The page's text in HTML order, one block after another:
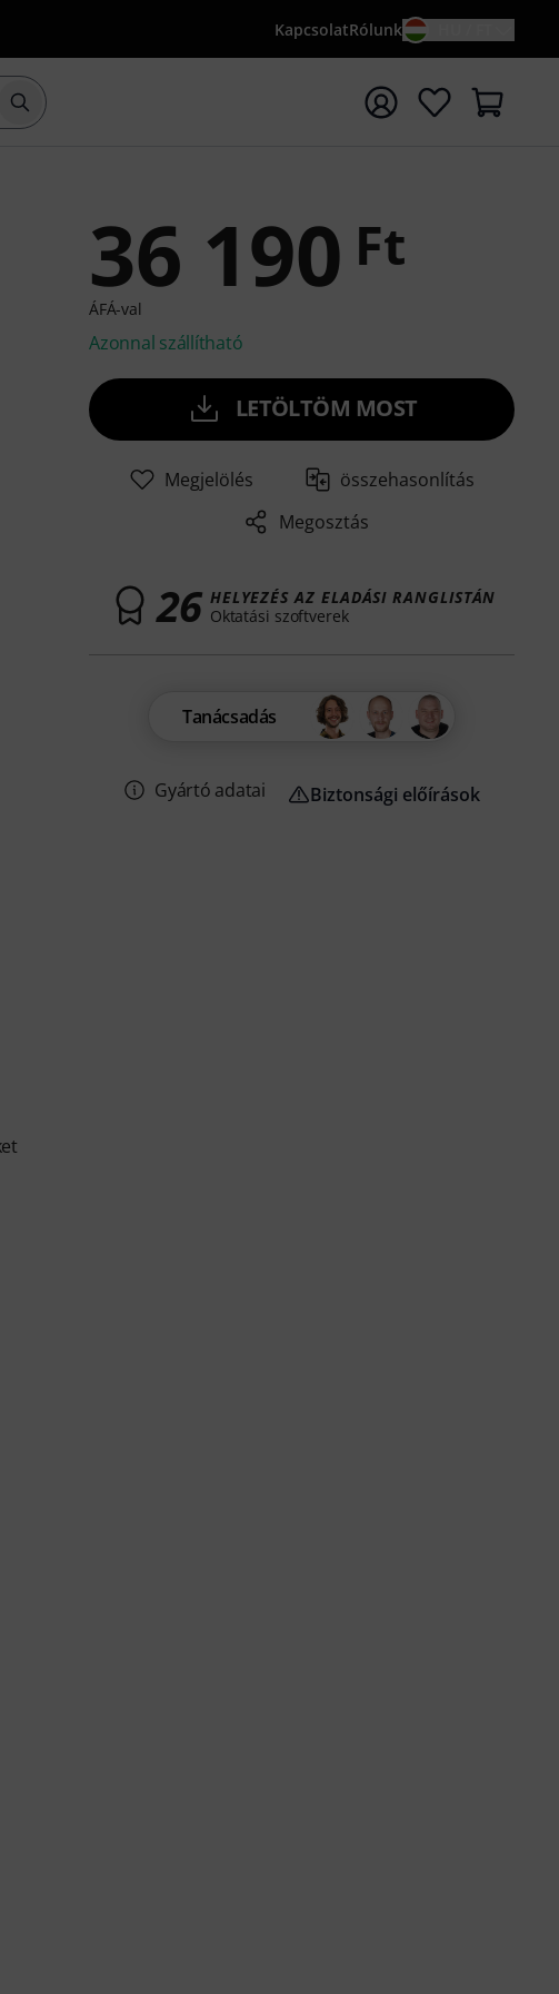
KapcsolatRólunk
Keresés indítása {searchTerm} keresőszóval
36 190 Ft
ÁFÁ-val
Azonnal szállítható
LETÖLTÖM MOST
Megjelölés
összehasonlítás
Megosztás
26 HELYEZÉS AZ ELADÁSI RANGLISTÁN
Oktatási szoftverek
Tanácsadás
Gyártó adatai Biztonsági előírások